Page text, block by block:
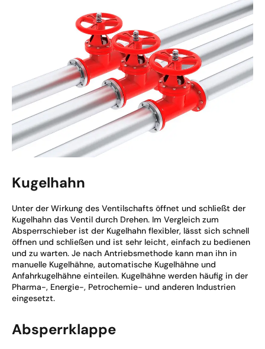
Kugelhahn
Unter der Wirkung des Ventilschafts öffnet und schließt der
Kugelhahn das Ventil durch Drehen. Im Vergleich zum
Absperrschieber ist der Kugelhahn flexibler, lässt sich schnell
öffnen und schließen und ist sehr leicht, einfach zu bedienen
und zu warten. Je nach Antriebsmethode kann man ihn in
manuelle Kugelhähne, automatische Kugelhähne und
Anfahrkugelhähne einteilen. Kugelhähne werden häufig in der
Pharma-, Energie-, Petrochemie- und anderen Industrien
eingesetzt.
Absperrklappe